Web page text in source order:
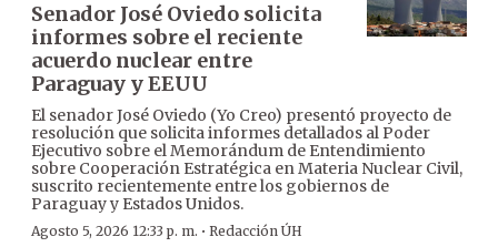
Senador José Oviedo solicita
informes sobre el reciente
acuerdo nuclear entre
Paraguay y EEUU
El senador José Oviedo (Yo Creo) presentó proyecto de
resolución que solicita informes detallados al Poder
Ejecutivo sobre el Memorándum de Entendimiento
sobre Cooperación Estratégica en Materia Nuclear Civil,
suscrito recientemente entre los gobiernos de
Paraguay y Estados Unidos.
Agosto 5, 2026 12:33 p. m. · Redacción ÚH